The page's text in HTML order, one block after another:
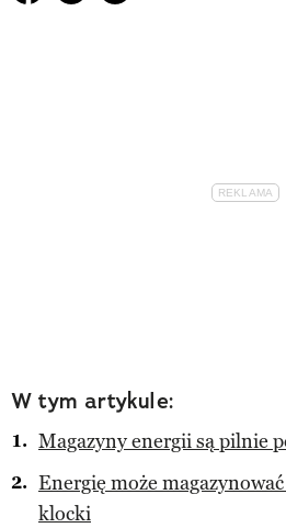
W tym artykule:
Magazyny energii są pilnie
Energię może
klocki